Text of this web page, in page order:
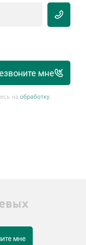
мне
наобработку
мне